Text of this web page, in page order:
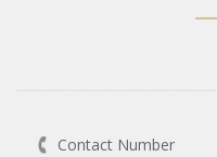
Contact Number